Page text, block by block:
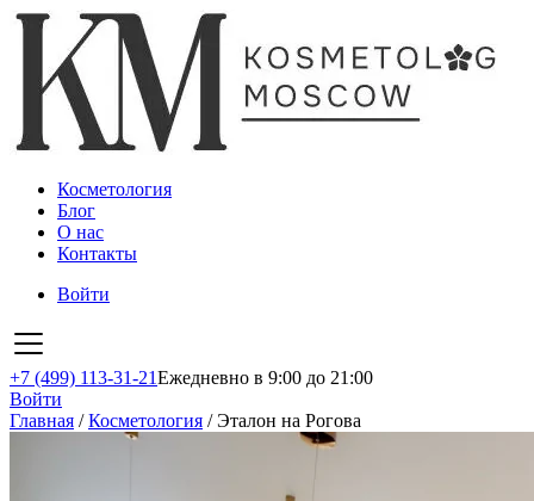
Косметология
Блог
О нас
Контакты
Войти
+7 (499) 113-31-21Ежедневно в 9:00 до 21:00
Войти
Главная /Косметология /Эталон на Рогова